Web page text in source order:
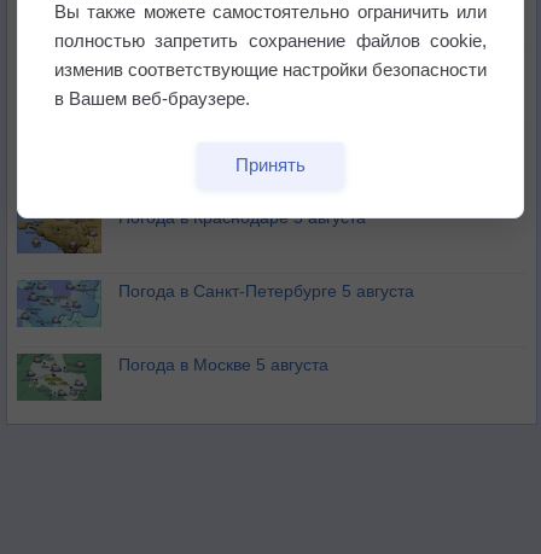
не выпадал дождь
Лето продолжит щедро раздавать своё тепло!
Погода в Краснодаре 5 августа
Погода в Санкт-Петербурге 5 августа
Погода в Москве 5 августа
Вы также можете самостоятельно ограничить или
полностью запретить сохранение файлов cookie,
изменив соответствующие настройки безопасности
в Вашем веб-браузере.
Принять